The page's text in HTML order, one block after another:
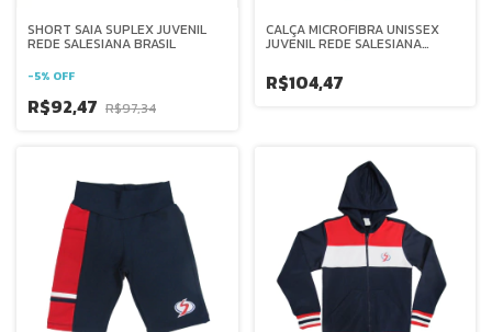
SHORT SAIA SUPLEX JUVENIL
REDE SALESIANA BRASIL
-5% OFF
R$92,47 R$97,34
CALÇA MICROFIBRA UNISSEX
JUVENIL REDE SALESIANA
R$104,47